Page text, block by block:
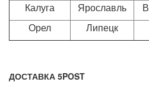
Калуга
Ярославль
Орел
Липецк
ДОСТАВКА 5POST